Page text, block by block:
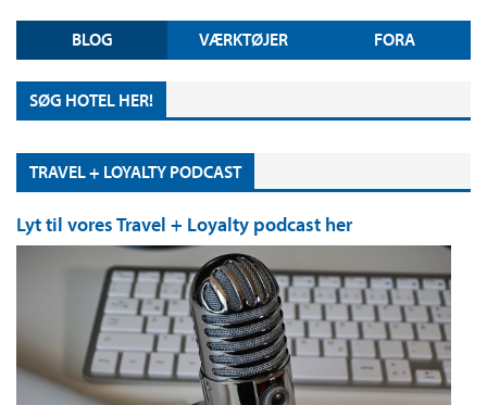
BLOG VÆRKTØJER FORA
SØG HOTEL HER!
TRAVEL + LOYALTY PODCAST
Lyt til vores Travel + Loyalty podcast her